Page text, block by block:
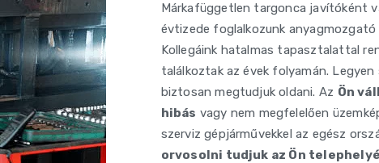
Márkafüggetlen targonca javítóként
évtizede foglalkozunk anyagmozgató
Kollegáink hatalmas tapasztalattal
találkoztak az évek folyamán.
biztosan megtudjuk oldani. Az Ön
hibás vagy nem megfelelően
szerviz gépjárművekkel az egész
orvosolni tudjuk az Ön